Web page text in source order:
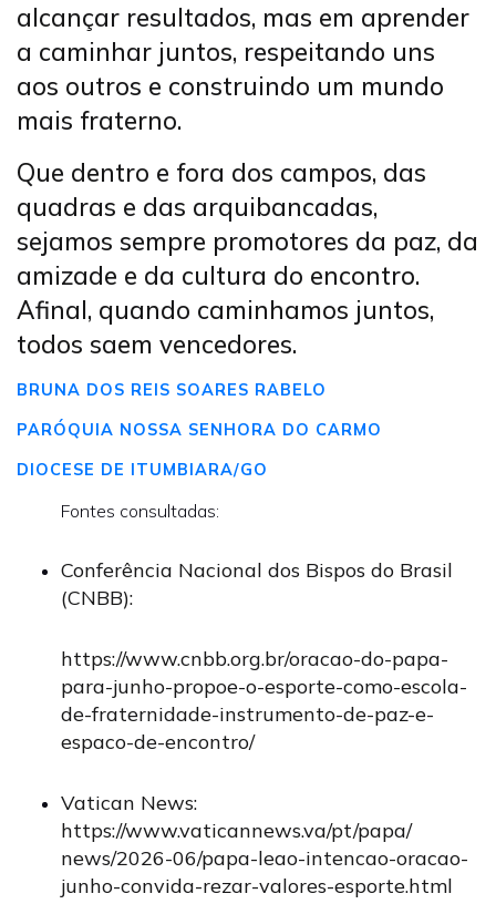
alcançar resultados, mas em aprender
a caminhar juntos, respeitando uns
aos outros e construindo um mundo
mais fraterno.
Que dentro e fora dos campos, das
quadras e das arquibancadas,
sejamos sempre promotores da paz, da
amizade e da cultura do encontro.
Afinal, quando caminhamos juntos,
todos saem vencedores.
BRUNA DOS REIS SOARES RABELO
PARÓQUIA NOSSA SENHORA DO CARMO
DIOCESE DE ITUMBIARA/GO
Fontes consultadas:
Conferência Nacional dos Bispos do Brasil
(CNBB):
https://www.cnbb.org.br/oracao-do-papa-
para-junho-propoe-o-esporte-como-escola-
de-fraternidade-instrumento-de-paz-e-
espaco-de-encontro/
Vatican News:
https://www.vaticannews.va/pt/papa/
news/2026-06/papa-leao-intencao-oracao-
junho-convida-rezar-valores-esporte.html